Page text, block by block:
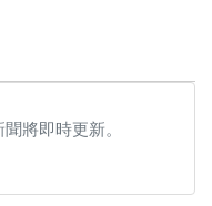
將即時更新。